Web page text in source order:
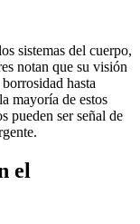
sistemas del cuerpo,
notan que su visión
hasta
mayoría de estos
pueden ser señal de
el